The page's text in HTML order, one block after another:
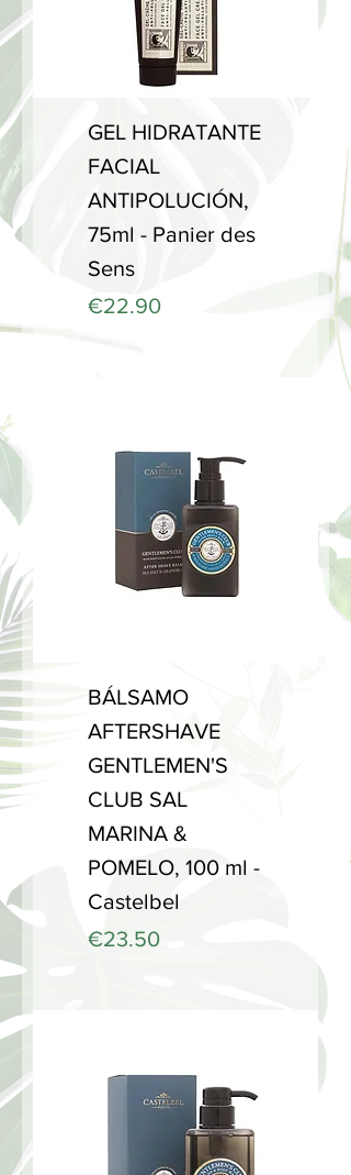
GEL HIDRATANTE
FACIAL
ANTIPOLUCIÓN,
75ml - Panier des
Sens
Price
€22.90
BÁLSAMO
AFTERSHAVE
GENTLEMEN'S
CLUB SAL
MARINA &
POMELO, 100 ml -
Castelbel
Price
€23.50